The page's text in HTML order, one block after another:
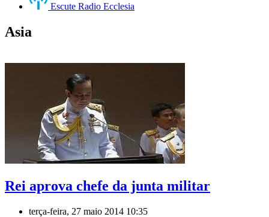
Escute Radio Ecclesia
Asia
Rei aprova chefe da junta militar
terça-feira, 27 maio 2014 10:35